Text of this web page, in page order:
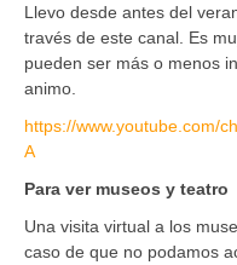
Llevo desde antes del
través de este canal. Es
pueden ser más o menos
animo.
https://www.youtube.com/
A
Para ver museos y teatro
Una visita virtual a los
caso de que no podamos